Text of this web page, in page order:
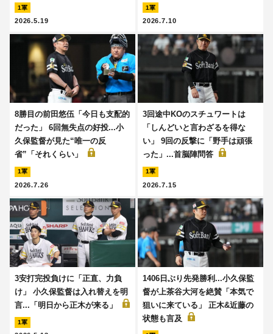
1軍
2026.5.19
1軍
2026.7.10
8勝目の前田悠伍「今日も支配的
だった」 6回無失点の好投...小
久保監督が見た“唯一の反
省”「それくらい」
1軍
2026.7.26
3回途中KOのスチュワートは
「しんどいと言わざるを得な
い」 9回の反撃に「野手は頑張
った」...首脳陣問答
1軍
2026.7.15
3安打完投負けに「正直、力負
け」 小久保監督は入れ替えを明
言...「明日から正木が来る」
1軍
1406日ぶり先発勝利...小久保監
督が上茶谷大河を絶賛「本気で
狙いに来ている」 正木&近藤の
状態も言及